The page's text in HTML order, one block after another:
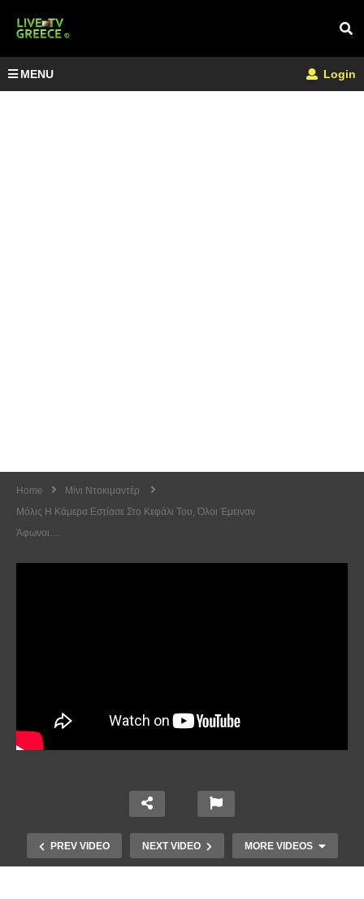
MENU Login
Home
Μίνι Ντοκιμαντέρ
Μόλις Η Κάμερα Εστίασε Στο Κεφάλι Του, Όλοι Έμειναν
Άφωνοι…
PREV VIDEO NEXT VIDEO MORE VIDEOS